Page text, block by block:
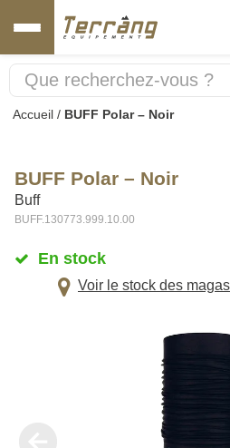
Accueil / BUFF Polar – Noir
BUFF Polar – Noir
Buff
BUFF.130773.999.10.00
En stock
Voir le stock des